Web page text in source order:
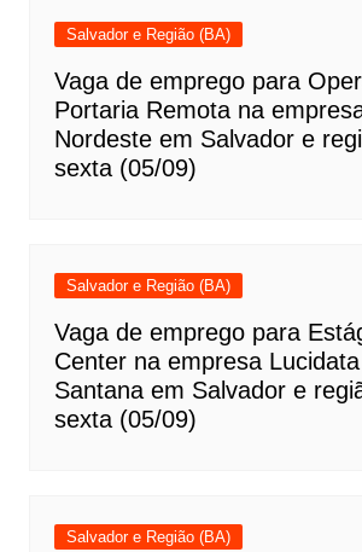
Salvador e Região (BA)
Vaga de emprego para
Portaria Remota na
Nordeste em Salvador e
sexta (05/09)
Salvador e Região (BA)
Vaga de emprego para
Center na empresa
Santana em Salvador e
sexta (05/09)
Salvador e Região (BA)